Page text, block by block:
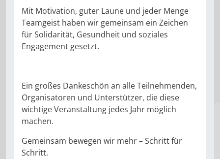
Mit Motivation, guter Laune und jeder Menge
Teamgeist haben wir gemeinsam ein Zeichen
für Solidarität, Gesundheit und soziales
Engagement gesetzt.
Ein großes Dankeschön an alle Teilnehmenden,
Organisatoren und Unterstützer, die diese
wichtige Veranstaltung jedes Jahr möglich
machen.
Gemeinsam bewegen wir mehr – Schritt für
Schritt.